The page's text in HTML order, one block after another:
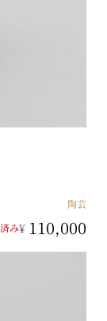
陶芸
み¥ 110,000